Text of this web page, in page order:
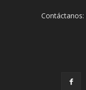
Contáctanos: